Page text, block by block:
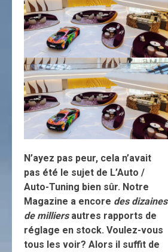
N’ayez pas peur, cela n’avait
pas été le sujet de L’Auto /
Auto-Tuning bien sûr. Notre
Magazine a encore des dizaines
de milliersautres rapports de
réglage en stock. Voulez-vous
tous les voir? Alors il suffit de